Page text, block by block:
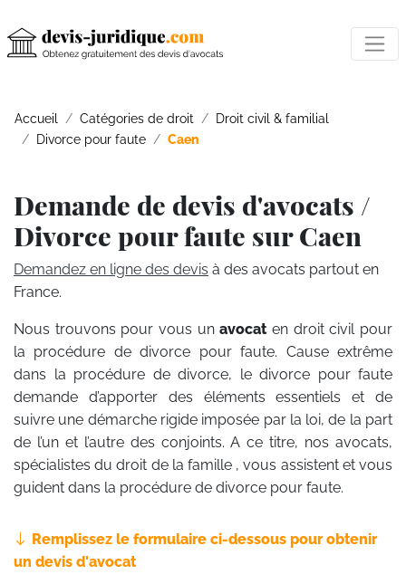
Accueil Catégories de droit
Droit civil & familial
Divorce pour faute
Caen
Demande de devis d'avocats /
Divorce pour faute sur Caen
Demandez en ligne des devis à des avocats partout en
France.
Nous trouvons pour vous unavocaten droit civil pour
la procédure de divorce pour faute. Cause extrême
dans la procédure de divorce, le divorce pour faute
demande d’apporter des éléments essentiels et de
suivre une démarche rigide imposée par la loi, de la part
de l’un et l’autre des conjoints. A ce titre, nos avocats,
spécialistes du droit de la famille , vous assistent et vous
guident dans la procédure de divorce pour faute.
Remplissez le formulaire ci-dessous pour obtenir
un devis d'avocat